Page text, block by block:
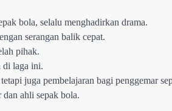
bola, selalu menghadirkan drama.
serangan balik cepat.
pihak.
di laga ini.
juga pembelajaran bagi penggemar
ahli sepak bola.